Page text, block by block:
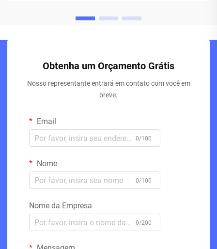
Obtenha um Orçamento Grátis
Nosso representante entrará em contato com você em
breve.
Email
0/100
Nome
0/100
Nome da Empresa
0/200